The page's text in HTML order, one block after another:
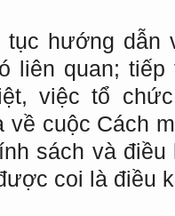
tục hướng dẫn
liên quan;
việc tổ
cuộc Cách
sách và điều
coi là điều